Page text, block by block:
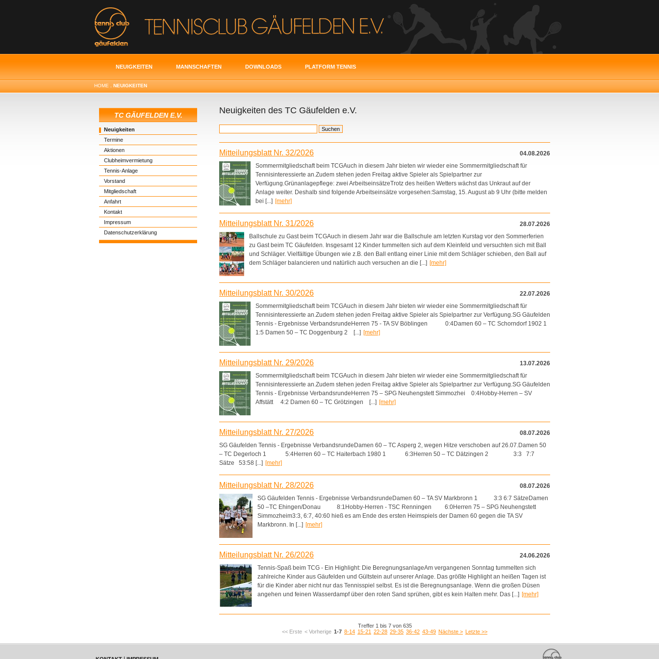
NEUIGKEITEN MANNSCHAFTEN DOWNLOADS PLATFORM TENNIS
HOME . NEUIGKEITEN
TC GÄUFELDEN E.V.
Neuigkeiten
Termine
Aktionen
Clubheimvermietung
Tennis-Anlage
Vorstand
Mitgliedschaft
Anfahrt
Kontakt
Impressum
Datenschutzerklärung
Neuigkeiten des TC Gäufelden e.V.
04.08.2026
Mitteilungsblatt Nr. 32/2026
Sommermitgliedschaft beim TCGAuch in diesem Jahr bieten wir wieder eine Sommermitgliedschaft für
Tennisinteressierte an.Zudem stehen jeden Freitag aktive Spieler als Spielpartner zur
Verfügung.Grünanlagepflege: zwei ArbeitseinsätzeTrotz des heißen Wetters wächst das Unkraut auf der
Anlage weiter. Deshalb sind folgende Arbeitseinsätze vorgesehen:Samstag, 15. August ab 9 Uhr (bitte melden
bei [...] [mehr]
28.07.2026
Mitteilungsblatt Nr. 31/2026
Ballschule zu Gast beim TCGAuch in diesem Jahr war die Ballschule am letzten Kurstag vor den Sommerferien
zu Gast beim TC Gäufelden. Insgesamt 12 Kinder tummelten sich auf dem Kleinfeld und versuchten sich mit Ball
und Schläger. Vielfältige Übungen wie z.B. den Ball entlang einer Linie mit dem Schläger schieben, den Ball auf
dem Schläger balancieren und natürlich auch versuchen an die [...] [mehr]
22.07.2026
Mitteilungsblatt Nr. 30/2026
Sommermitgliedschaft beim TCGAuch in diesem Jahr bieten wir wieder eine Sommermitgliedschaft für
Tennisinteressierte an.Zudem stehen jeden Freitag aktive Spieler als Spielpartner zur Verfügung.SG Gäufelden
Tennis - Ergebnisse VerbandsrundeHerren 75 - TA SV Böblingen 0:4Damen 60 – TC Schorndorf 1902 1
1:5 Damen 50 – TC Doggenburg 2 [...] [mehr]
13.07.2026
Mitteilungsblatt Nr. 29/2026
Sommermitgliedschaft beim TCGAuch in diesem Jahr bieten wir wieder eine Sommermitgliedschaft für
Tennisinteressierte an.Zudem stehen jeden Freitag aktive Spieler als Spielpartner zur Verfügung.SG Gäufelden
Tennis - Ergebnisse VerbandsrundeHerren 75 – SPG Neuhengstett Simmozhei 0:4Hobby-Herren – SV
Affstätt 4:2 Damen 60 – TC Grötzingen [...] [mehr]
08.07.2026
Mitteilungsblatt Nr. 27/2026
SG Gäufelden Tennis - Ergebnisse VerbandsrundeDamen 60 – TC Asperg 2, wegen Hitze verschoben auf 26.07.Damen 50
– TC Degerloch 1 5:4Herren 60 – TC Haiterbach 1980 1 6:3Herren 50 – TC Dätzingen 2 3:3 7:7
Sätze 53:58 [...] [mehr]
08.07.2026
Mitteilungsblatt Nr. 28/2026
SG Gäufelden Tennis - Ergebnisse VerbandsrundeDamen 60 – TA SV Markbronn 1 3:3 6:7 SätzeDamen
50 –TC Ehingen/Donau 8:1Hobby-Herren - TSC Renningen 6:0Herren 75 – SPG Neuhengstett
Simmozheim3:3, 6:7, 40:60 hieß es am Ende des ersten Heimspiels der Damen 60 gegen die TA SV
Markbronn. In [...] [mehr]
24.06.2026
Mitteilungsblatt Nr. 26/2026
Tennis-Spaß beim TCG - Ein Highlight: Die BeregnungsanlageAm vergangenen Sonntag tummelten sich
zahlreiche Kinder aus Gäufelden und Gültstein auf unserer Anlage. Das größte Highlight an heißen Tagen ist
für die Kinder aber nicht nur das Tennisspiel selbst. Es ist die Beregnungsanlage. Wenn die großen Düsen
angehen und feinen Wasserdampf über den roten Sand sprühen, gibt es kein Halten mehr. Das [...] [mehr]
Treffer 1 bis 7 von 635
<< Erste < Vorherige 1-7 8-14 15-21 22-28 29-35 36-42 43-49 Nächste > Letzte >>